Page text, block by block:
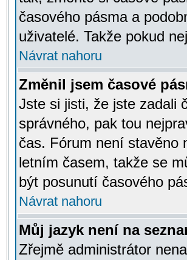
časového pásma a
uživatelé. Takže pokud
Návrat nahoru
Změnil jsem časové
Jste si jisti, že jste zadali
správného, pak tou
čas. Fórum není stavěno
letním časem, takže se
být posunutí časového
Návrat nahoru
Můj jazyk není na
Zřejmě administrátor